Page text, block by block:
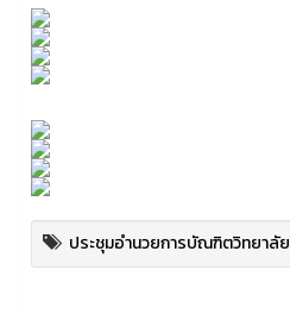
ประชุมอำนวยการบัณฑิตวิทยาลัย